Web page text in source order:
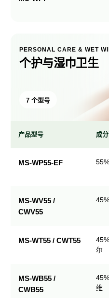
PERSONAL CARE & WET
个护与湿巾卫生
7 个型号
卫
产品型号 成
MS-WP55-EF
MS-WV55 /
CWV55
MS-WT55 / CWT55
尔
MS-WB55 /
CWB55
维